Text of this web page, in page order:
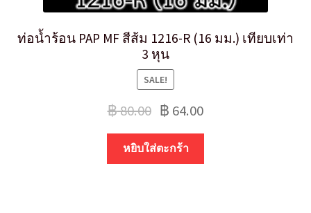
ท่อน้ำร้อน PAP MF สีส้ม 1216-R (16 มม.) เทียบเท่า
3 หุน
SALE!
฿80.00 ฿ 64.00
หยิบใส่ตะกร้า